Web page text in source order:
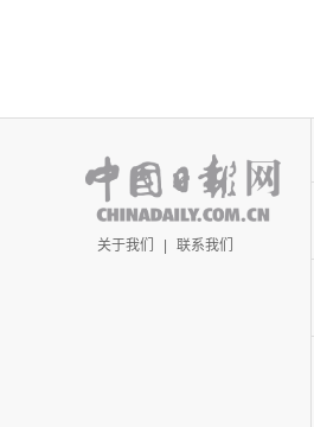
关于我们 | 联系我们